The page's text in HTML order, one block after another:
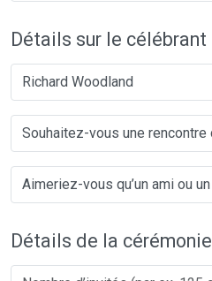
Détails sur le célébrant
Richard Woodland
Détails de la cérémonie